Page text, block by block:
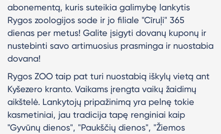
abonementą, kuris suteikia galimybę lankytis
Rygos zoologijos sode ir jo filiale "Cīruļi" 365
dienas per metus! Galite įsigyti dovanų kuponų ir
nustebinti savo artimuosius prasminga ir nuostabia
dovana!
Rygos ZOO taip pat turi nuostabią iškylų vietą ant
Kyšezero kranto. Vaikams įrengta vaikų žaidimų
aikštelė. Lankytojų pripažinimą yra pelnę tokie
kasmetiniai, jau tradicija tapę renginiai kaip
"Gyvūnų dienos", "Paukščių dienos", "Žiemos